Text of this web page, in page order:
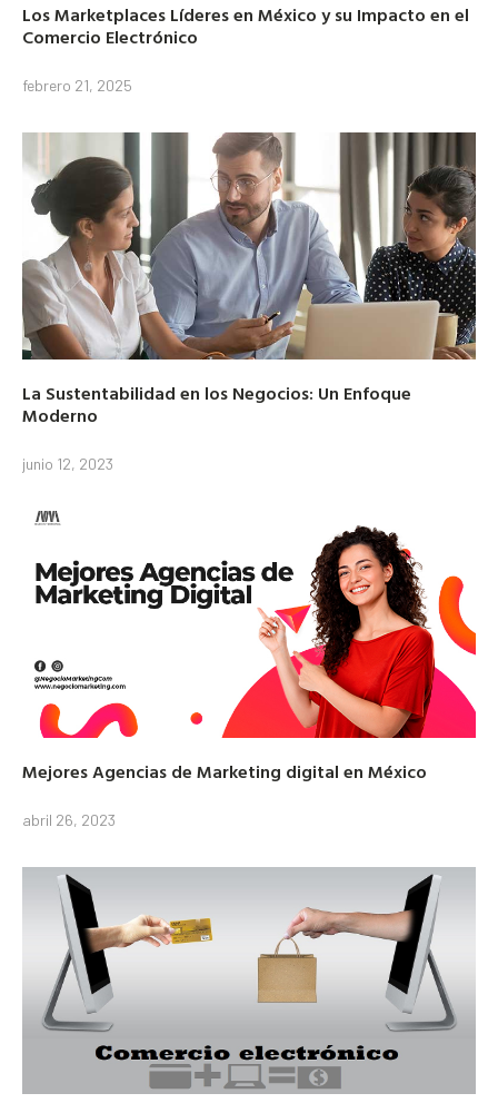
Los Marketplaces Líderes en México y su Impacto en el
Comercio Electrónico
febrero 21, 2025
La Sustentabilidad en los Negocios: Un Enfoque
Moderno
junio 12, 2023
Mejores Agencias de Marketing digital en México
abril 26, 2023